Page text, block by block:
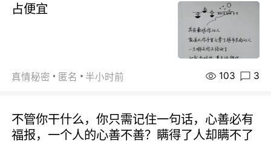
占便宜
真情秘密 匿名 半小时前 103 3
不管你干什么，你只需记住一句话，心善必有
福报，一个人的心善不善？瞒得了人却瞒不了